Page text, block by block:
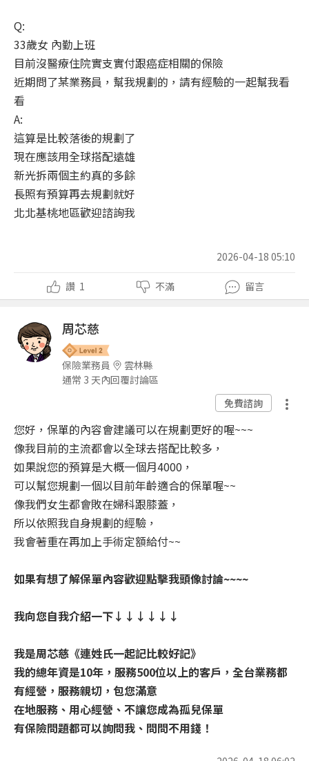
Q:
33歲女 內勤上班
目前沒醫療住院實支實付跟癌症相關的保險
近期問了某業務員，幫我規劃的，請有經驗的一起幫我看
看
A:
這算是比較落後的規劃了
現在應該用全球搭配遠雄
新光拆兩個主約真的多餘
長照有預算再去規劃就好
北北基桃地區歡迎諮詢我
2026-04-18 05:10
讚 1 不滿 留言
周芯慈
保險業務員
雲林縣
通常 3 天內回覆討論區
免費諮詢
您好，保單的內容會建議可以在規劃更好的喔~~~
像我目前的主流都會以全球去搭配比較多，
如果說您的預算是大概一個月4000，
可以幫您規劃一個以目前年齡適合的保單喔~~
像我們女生都會敗在婦科跟膝蓋，
所以依照我自身規劃的經驗，
我會著重在再加上手術定額給付~~
如果有想了解保單內容歡迎點擊我頭像討論~~~~
我向您自我介紹一下↓↓↓↓↓↓
我是周芯慈《連姓氏一起記比較好記》
我的總年資是10年，服務500位以上的客戶，全台業務都
有經營，服務親切，包您滿意
在地服務、用心經營、不讓您成為孤兒保單
有保險問題都可以詢問我、問問不用錢！